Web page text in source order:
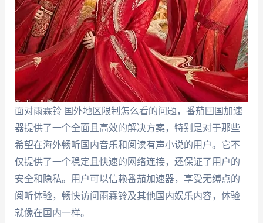
面对雨霖铃 国外地区限制怎么看的问题，番茄回国加速
器提供了一个全面且高效的解决方案，特别是对于那些
希望在海外畅听国内音乐和阅读有声小说的用户。它不
仅提供了一个稳定且快速的网络连接，还保证了用户的
安全和隐私。用户可以信赖番茄加速器，享受无缚点的
阅听体验，畅快访问雨霖铃及其他国内娱乐内容，体验
就像在国内一样。